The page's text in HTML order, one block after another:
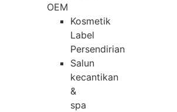
OEM
Kosmetik
Label
Persendirian
Salun
kecantikan
&
spa